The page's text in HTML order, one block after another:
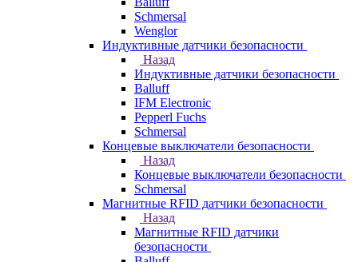
Schmersal
Wenglor
Индуктивные датчики безопасности
Назад
Индуктивные датчики безопасности
Balluff
IFM Electronic
Pepperl Fuchs
Schmersal
Концевые выключатели безопасности
Назад
Концевые выключатели безопасности
Schmersal
Магнитные RFID датчики безопасности
Назад
Магнитные RFID датчики
безопасности